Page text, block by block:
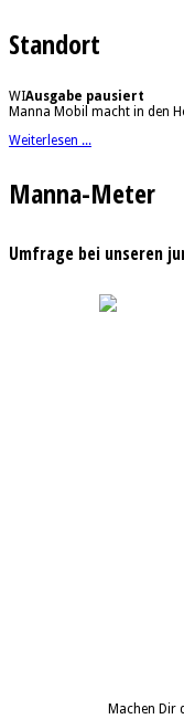
Standort
WIAusgabe pausiert
Manna Mobil macht in den
Weiterlesen ...
Manna-Meter
Umfrage bei unseren
Machen Dir